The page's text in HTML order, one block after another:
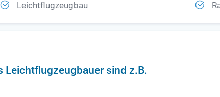
Leichtflugzeugbau
Leichtflugzeugbauer sind z.B.